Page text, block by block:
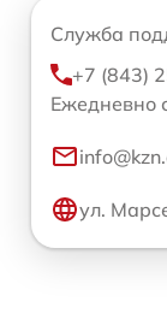
Служба
+7 (843)
Ежедневно
ул.